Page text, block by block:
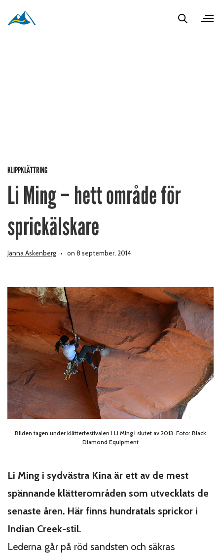
KLIPPKLÄTTRING
Li Ming – hett område för
sprickälskare
Janna Askenberg on 8 september, 2014
Bilden tagen under klätterfestivalen i Li Ming i slutet av 2013. Foto: Black
Diamond Equipment
Li Ming i sydvästra Kina är ett av de mest
spännande klätterområden som utvecklats de
senaste åren. Här finns hundratals sprickor i
Indian Creek-stil.
Lederna går på röd sandsten och säkras